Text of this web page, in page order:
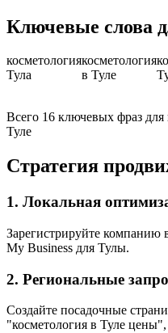
Ключевые слова
косметология
Тула
косметология
в Туле
Всего 16 ключевых фраз
Туле
Стратегия
1. Локальная
Зарегистрируйте
My Business для Тулы.
2. Региональные
Создайте посадочные
"косметология в Туле